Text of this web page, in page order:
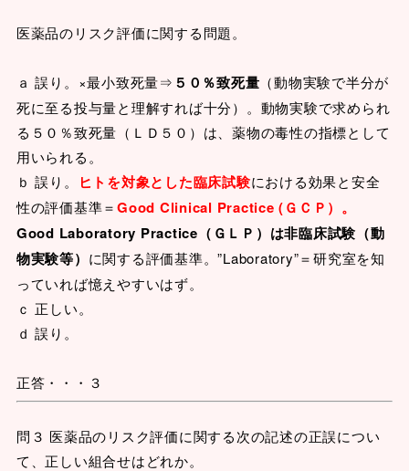
医薬品のリスク評価に関する問題。
ａ 誤り。×最小致死量⇒ ５０％致死量 （動物実験で半分が
死に至る投与量と理解すれば十分）。動物実験で求められ
る５０％致死量（ＬＤ５０）は、薬物の毒性の指標として
用いられる。
ｂ 誤り。
ヒトを対象とした臨床試験における効果と安全
性の評価基準＝Good Clinical Practice (ＧＣＰ）。
Good Laboratory Practice（ＧＬＰ）は非臨床試験（動
物実験等） に関する評価基準。”Laboratory”＝研究室を知
っていれば憶えやすいはず。
ｃ 正しい。
ｄ 誤り。
正答・・・３
問３ 医薬品のリスク評価に関する次の記述の正誤につい
て、正しい組合せはどれか。